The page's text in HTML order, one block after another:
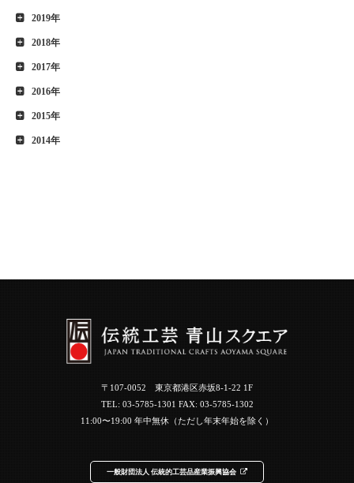
2019年
2018年
2017年
2016年
2015年
2014年
〒107-0052 東京都港区赤坂8-1-22 1F
TEL: 03-5785-1301 FAX: 03-5785-1302
11:00〜19:00 年中無休（ただし年末年始を除く）
一般財団法人 伝統的工芸品産業振興協会